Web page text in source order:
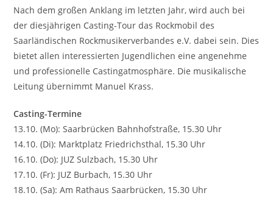
Nach dem großen Anklang im letzten Jahr, wird auch bei
der diesjährigen Casting-Tour das Rockmobil des
Saarländischen Rockmusikerverbandes e.V. dabei sein. Dies
bietet allen interessierten Jugendlichen eine angenehme
und professionelle Castingatmosphäre. Die musikalische
Leitung übernimmt Manuel Krass.
Casting-Termine
13.10. (Mo): Saarbrücken Bahnhofstraße, 15.30 Uhr
14.10. (Di): Marktplatz Friedrichsthal, 15.30 Uhr
16.10. (Do): JUZ Sulzbach, 15.30 Uhr
17.10. (Fr): JUZ Burbach, 15.30 Uhr
18.10. (Sa): Am Rathaus Saarbrücken, 15.30 Uhr